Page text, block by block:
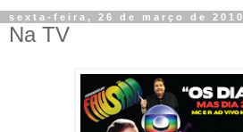
sexta-feira, 26 de março de 2010
Na TV